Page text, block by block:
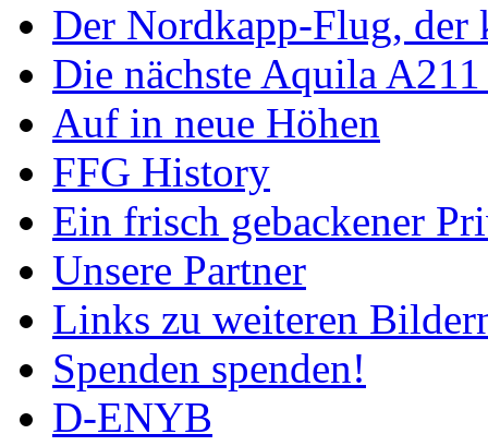
Der Nordkapp-Flug, der
Die nächste Aquila
Auf in neue Höhen
FFG History
Ein frisch gebackener
Unsere Partner
Links zu weiteren
Spenden spenden!
D-ENYB